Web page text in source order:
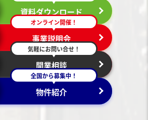
資料ダウンロード
事業説明会
オンライン開催！
開業相談
気軽にお問い合せ！
物件紹介
全国から募集中！